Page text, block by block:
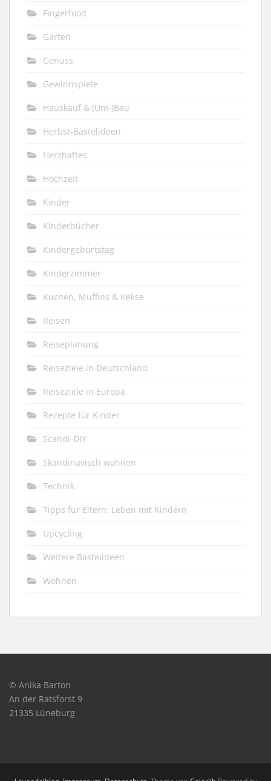
Fingerfood
Garten
Genuss
Gewinnspiele
Hauskauf & (Um-)Bau
Herbst-Bastelideen
Herzhaftes
Hochzeit
Kinder
Kinderbücher
Kindergeburtstag
Kinderzimmer
Kuchen, Muffins & Kekse
Reisen
Reiseplanung
Reiseziele in Deutschland
Reiseziele in Europa
Rezepte für Kinder
Scandi-DIY
Skandinavisch wohnen
Technik
Tipps für Eltern: Leben mit Kindern
Upcycling
Weitere Bastelideen
Wohnen
© Anika Barton
An der Ratsforst 9
21335 Lüneburg